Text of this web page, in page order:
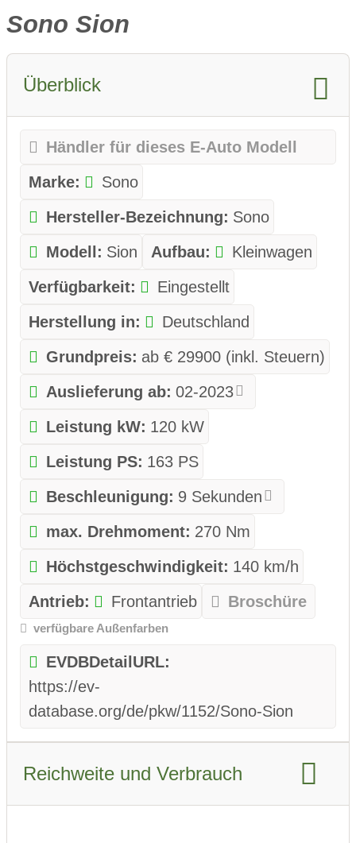
Sono Sion
Überblick
Händler für dieses E-Auto Modell
Marke:
Sono
Hersteller-Bezeichnung: Sono
Modell: Sion Aufbau:
Kleinwagen
Verfügbarkeit:
Eingestellt
Herstellung in:
Deutschland
Grundpreis: ab € 29900 (inkl. Steuern)
Auslieferung ab: 02-2023
Leistung kW: 120 kW
Leistung PS: 163 PS
Beschleunigung: 9 Sekunden
max. Drehmoment: 270 Nm
Höchstgeschwindigkeit: 140 km/h
Antrieb:
Frontantrieb Broschüre
verfügbare Außenfarben
EVDBDetailURL:
https://ev-
database.org/de/pkw/1152/Sono-Sion
Reichweite und Verbrauch